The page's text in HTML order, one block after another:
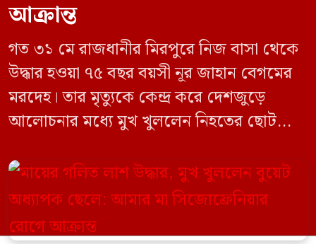
আক্রান্ত
গত ৩১ মে রাজধানীর মিরপুরে নিজ বাসা থেকে
উদ্ধার হওয়া ৭৫ বছর বয়সী নূর জাহান বেগমের
মরদেহ। তার মৃত্যুকে কেন্দ্র করে দেশজুড়ে
আলোচনার মধ্যে মুখ খুললেন নিহতের ছোট
(বুয়েট) অধ্যাপক একেএম আশিকুর রহমান।
তিনি পরিবারের বিরুদ্ধে ছড়ানো বিভিন্ন তথ্যকে
মিথ্যা বলে দাবি করেছেন। বুধবার (৩ জুন)